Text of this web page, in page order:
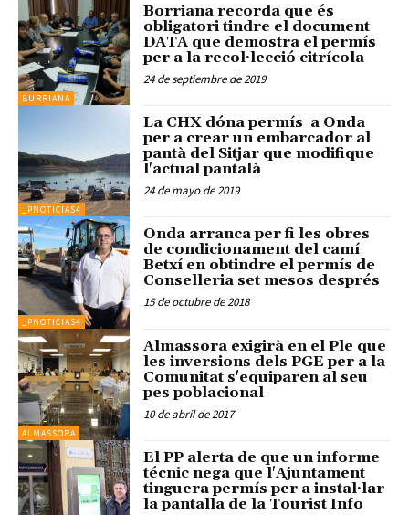
BURRIANA
Borriana recorda que és
obligatori tindre el document
DATA que demostra el permís
per a la recol·lecció citrícola
24 de septiembre de 2019
_PNOTICIAS4
La CHX dóna permís a Onda
per a crear un embarcador al
pantà del Sitjar que modifique
l'actual pantalà
24 de mayo de 2019
_PNOTICIAS4
Onda arranca per fi les obres
de condicionament del camí
Betxí en obtindre el permís de
Conselleria set mesos després
15 de octubre de 2018
ALMASSORA
Almassora exigirà en el Ple que
les inversions dels PGE per a la
Comunitat s'equiparen al seu
pes poblacional
10 de abril de 2017
El PP alerta de que un informe
técnic nega que l'Ajuntament
tinguera permís per a instal·lar
la pantalla de la Tourist Info